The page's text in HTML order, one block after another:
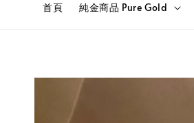
首頁 純金商品 Pure Gold